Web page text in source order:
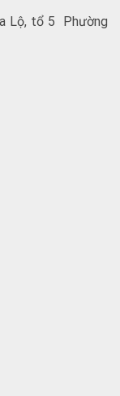
Lộ, tổ 5 Phường